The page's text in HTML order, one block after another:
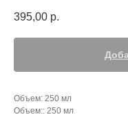
395,00 р.
Объем: 250 мл
Объем:: 250 мл